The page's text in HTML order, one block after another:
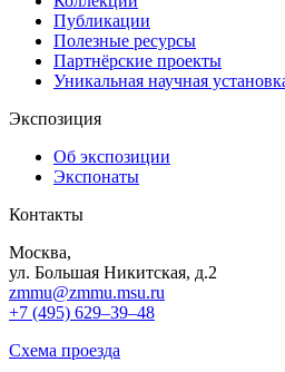
Публикации
Полезные ресурсы
Партнёрские проекты
Уникальная научная
Экспозиция
Об экспозиции
Экспонаты
Контакты
Москва,
ул. Большая Никитская, д.2
zmmu@zmmu.msu.ru
+7 (495) 629–39–48
Схема проезда